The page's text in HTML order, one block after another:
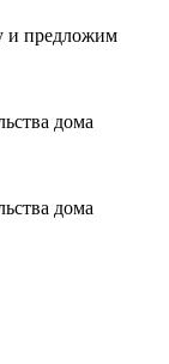
и предложим
дома
дома